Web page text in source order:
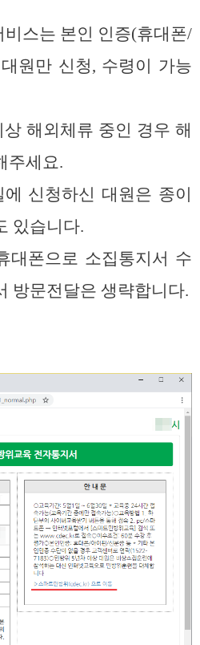
스는 본인 인증(휴대폰/
원만 신청, 수령이 가능
해외체류 중인 경우 해
주세요.
신청하신 대원은 종이
있습니다.
대폰으로 소집통지서 수
방문전달은 생략합니다.